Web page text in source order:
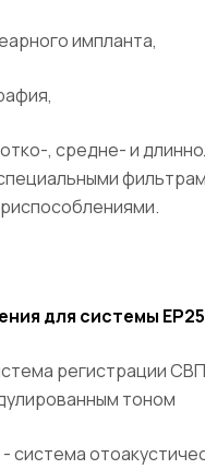
импланта,
, средне- и
для системы EP25
регистрации
тоном
система